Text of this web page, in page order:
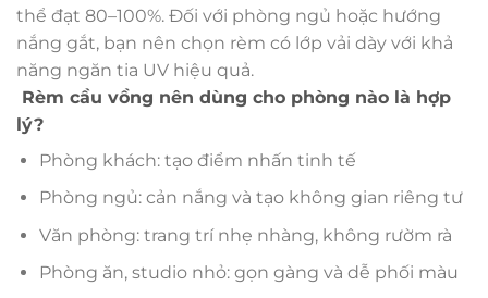
thể đạt 80–100%. Đối với phòng ngủ hoặc hướng
nắng gắt, bạn nên chọn rèm có lớp vải dày với khả
năng ngăn tia UV hiệu quả.
Rèm cầu vồng nên dùng cho phòng nào là hợp
lý?
Phòng khách: tạo điểm nhấn tinh tế
Phòng ngủ: cản nắng và tạo không gian riêng tư
Văn phòng: trang trí nhẹ nhàng, không rườm rà
Phòng ăn, studio nhỏ: gọn gàng và dễ phối màu